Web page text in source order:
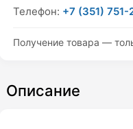
Телефон: +7 (351)
Получение товара —
Описание